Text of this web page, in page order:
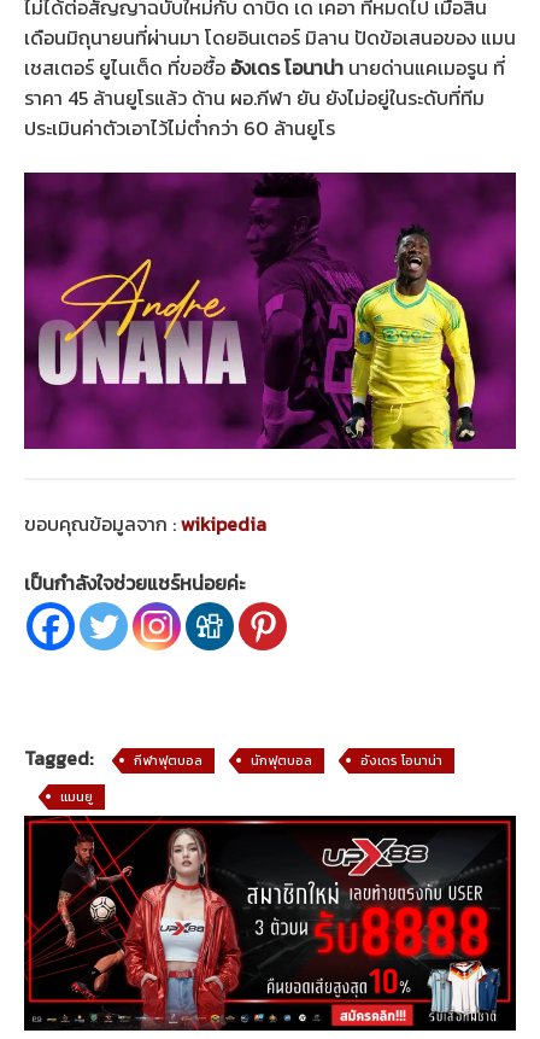
ไม่ได้ต่อสัญญาฉบับใหม่กับ ดาบิด เด เคอา ที่หมดไป เมื่อสิ้น
เดือนมิถุนายนที่ผ่านมา โดยอินเตอร์ มิลาน ปัดข้อเสนอของ แมน
เชสเตอร์ ยูไนเต็ด ที่ขอซื้อ อังเดร โอนาน่า นายด่านแคเมอรูน ที่
ราคา 45 ล้านยูโรแล้ว ด้าน ผอ.กีฬา ยัน ยังไม่อยู่ในระดับที่ทีม
ประเมินค่าตัวเอาไว้ไม่ต่ำกว่า 60 ล้านยูโร
ขอบคุณข้อมูลจาก :wikipedia
เป็นกำลังใจช่วยแชร์หน่อยค่ะ
Tagged: กีฬาฟุตบอล นักฟุตบอล
อังเดร โอนาน่า
แมนยู